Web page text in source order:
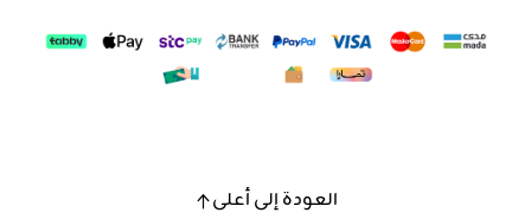
العودة إلى أعلى